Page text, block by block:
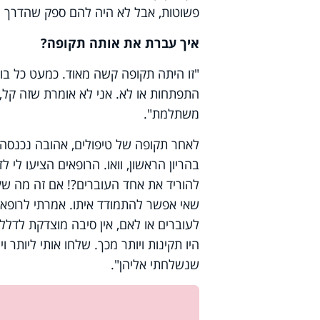
פשוטות, אבל לא היה להם ספק
איך עברת את אותה תקופה?
"זו היתה תקופה קשה מאוד. כמעט כל
התפתחות או לא. אני לא אומרת שזה
משתלמת".
לאחר תקופה של טיפולים, אהובה
בהריון הראשון, וואו. הרופאים הציעו
להוריד את אחד העוברים?! אם זה מה
שאי אפשר להתמודד איתו. אמרתי
לעוברים או לאם, אין סיבה מוצדקת
היו תקינות ויותר מכך. שלחו אותי
שנשלחתי אליהן".